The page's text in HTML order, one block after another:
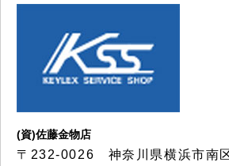
(資)佐藤金物店
〒232-0026 神奈川県横浜市南